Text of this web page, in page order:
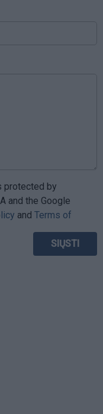
protected by
and the Google
and Terms of